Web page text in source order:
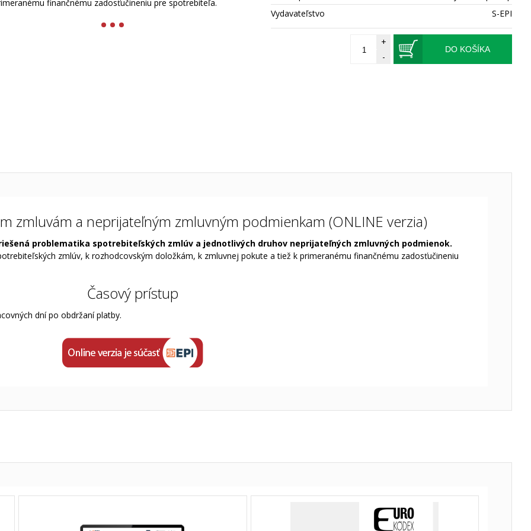
finančnému zadosťučineniu pre spotrebiteľa.
Vydavateľstvo
S-EPI
DO KOŠÍKA
+
-
zmluvám a neprijateľným zmluvným podmienkam (ONLINE verzia)
problematika spotrebiteľských zmlúv a jednotlivých druhov neprijateľných zmluvných podmienok.
zmlúv, k rozhodcovským doložkám, k zmluvnej pokute a tiež k primeranému finančnému zadosťučineniu
Časový prístup
dní po obdržaní platby.